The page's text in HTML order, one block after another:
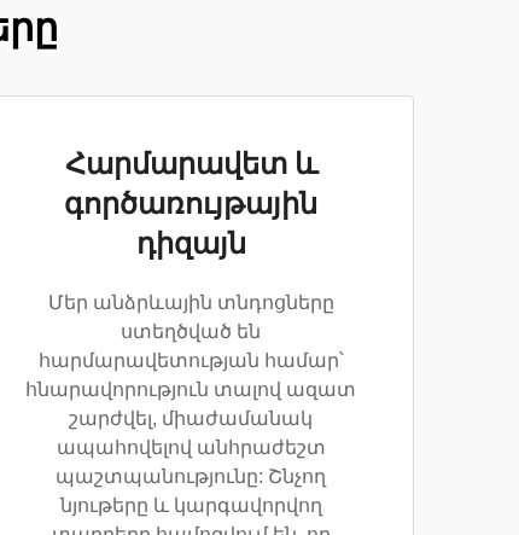
Հարմարավետ և
գործառույթային
դիզայն
Մեր անձրևային տնդոցները
ստեղծված են
հարմարավետության համար՝
հնարավորություն տալով ազատ
շարժվել, միաժամանակ
ապահովելով անհրաժեշտ
պաշտպանությունը: Շնչող
նյութերը և կարգավորվող